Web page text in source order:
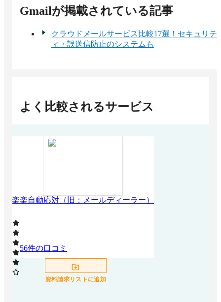
Gmailが掲載されている記事
クラウドメールサービス比較17選！セキュリテ
ィ・誤送信防止のシステムも
よく比較されるサービス
楽楽自動応対（旧：メールディーラー）
56件の口コミ
資料請求リストに追加